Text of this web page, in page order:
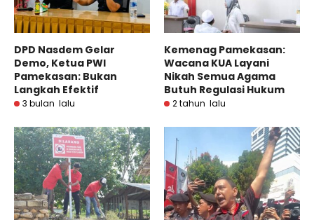
DPD Nasdem Gelar
Demo, Ketua PWI
Pamekasan: Bukan
Langkah Efektif
3 bulan lalu
Kemenag Pamekasan:
Wacana KUA Layani
Nikah Semua Agama
Butuh Regulasi Hukum
2 tahun lalu